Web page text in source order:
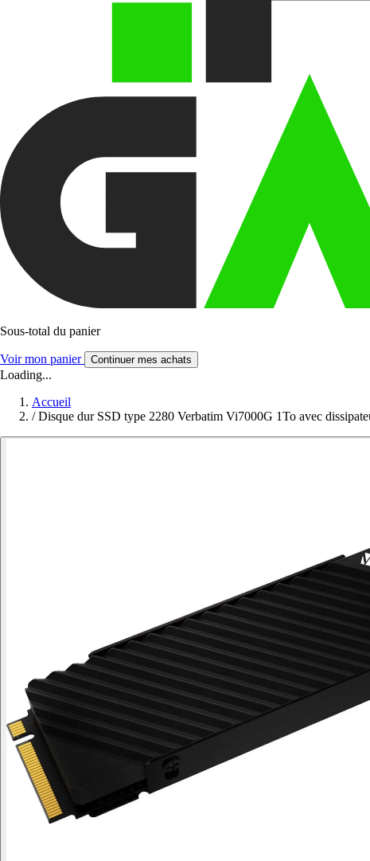
Sous-total du panier
Voir mon panier Continuer mes achats
Loading...
Accueil
/ Disque dur SSD type 2280 Verbatim Vi7000G 1To avec